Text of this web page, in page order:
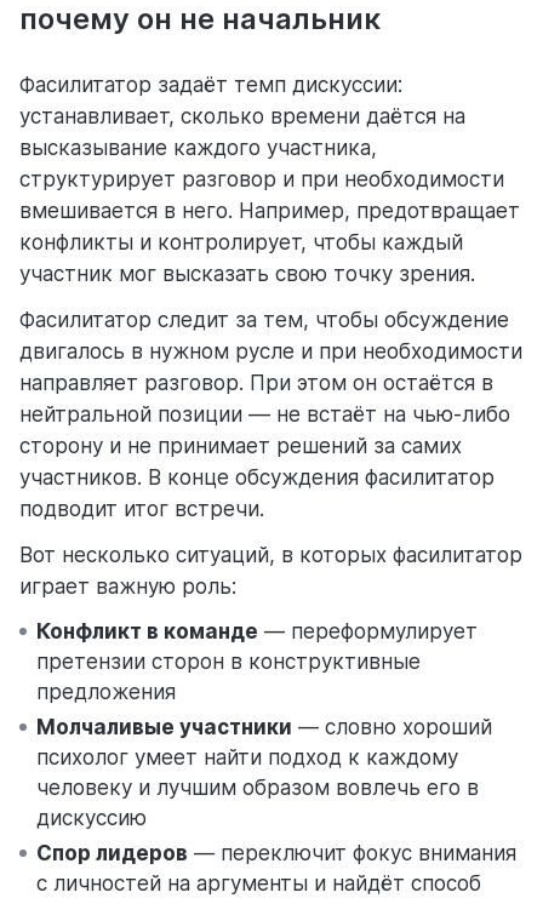
почему он не начальник
Фасилитатор задаёт темп дискуссии:
устанавливает, сколько времени даётся на
высказывание каждого участника,
структурирует разговор и при необходимости
вмешивается в него. Например, предотвращает
конфликты и контролирует, чтобы каждый
участник мог высказать свою точку зрения.
Фасилитатор следит за тем, чтобы обсуждение
двигалось в нужном русле и при необходимости
направляет разговор. При этом он остаётся в
нейтральной позиции –– не встаёт на чью-либо
сторону и не принимает решений за самих
участников. В конце обсуждения фасилитатор
подводит итог встречи.
Вот несколько ситуаций, в которых фасилитатор
играет важную роль:
Конфликт в команде — переформулирует
претензии сторон в конструктивные
предложения
Молчаливые участники — словно хороший
психолог умеет найти подход к каждому
человеку и лучшим образом вовлечь его в
дискуссию
Спор лидеров — переключит фокус внимания
с личностей на аргументы и найдёт способ